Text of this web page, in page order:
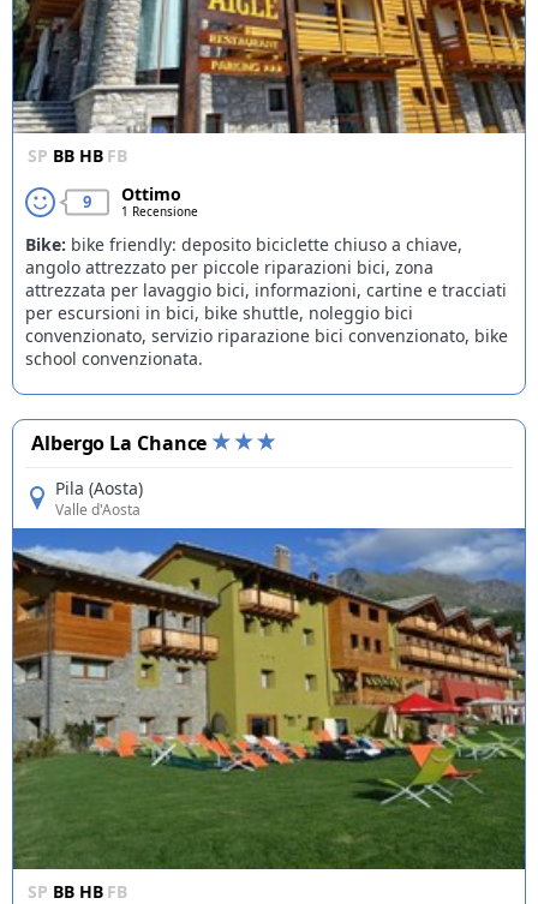
SP BB HB FB
9 Ottimo
1 Recensione
Bike: bike friendly: deposito biciclette chiuso a chiave,
angolo attrezzato per piccole riparazioni bici, zona
attrezzata per lavaggio bici, informazioni, cartine e tracciati
per escursioni in bici, bike shuttle, noleggio bici
convenzionato, servizio riparazione bici convenzionato, bike
school convenzionata.
Albergo La Chance
Pila (Aosta)
Valle d'Aosta
SP BB HB FB